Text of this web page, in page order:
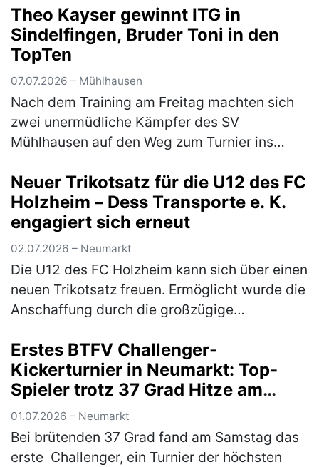
Theo Kayser gewinnt ITG in
Sindelfingen, Bruder Toni in den
TopTen
07.07.2026 – Mühlhausen
Nach dem Training am Freitag machten sich
zwei unermüdliche Kämpfer des SV
Mühlhausen auf den Weg zum Turnier ins
mit 1800 Startern aus 270 Vereinen gut
besu…(mehr)
Neuer Trikotsatz für die U12 des FC
Holzheim – Dess Transporte e. K.
engagiert sich erneut
02.07.2026 – Neumarkt
Die U12 des FC Holzheim kann sich über einen
neuen Trikotsatz freuen. Ermöglicht wurde die
Anschaffung durch die großzügige
Firma Dess Transporte e. K., die si…
Erstes BTFV Challenger-
Kickerturnier in Neumarkt: Top-
Spieler trotz 37 Grad Hitze am
Start
01.07.2026 – Neumarkt
Bei brütenden 37 Grad fand am Samstag das
erste Challenger, ein Turnier der höchsten